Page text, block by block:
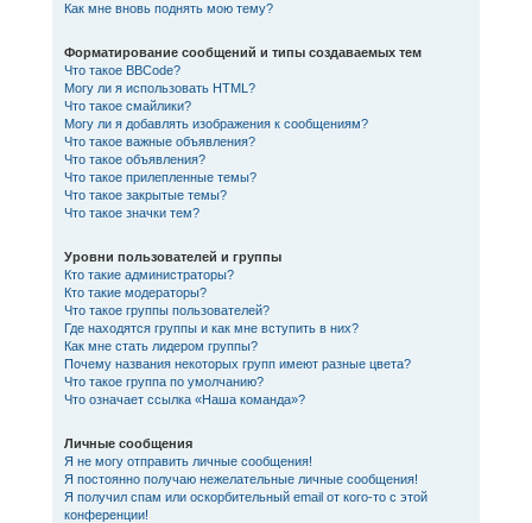
Как мне вновь поднять мою тему?
Форматирование сообщений и типы создаваемых тем
Что такое BBCode?
Могу ли я использовать HTML?
Что такое смайлики?
Могу ли я добавлять изображения к сообщениям?
Что такое важные объявления?
Что такое объявления?
Что такое прилепленные темы?
Что такое закрытые темы?
Что такое значки тем?
Уровни пользователей и группы
Кто такие администраторы?
Кто такие модераторы?
Что такое группы пользователей?
Где находятся группы и как мне вступить в них?
Как мне стать лидером группы?
Почему названия некоторых групп имеют разные цвета?
Что такое группа по умолчанию?
Что означает ссылка «Наша команда»?
Личные сообщения
Я не могу отправить личные сообщения!
Я постоянно получаю нежелательные личные сообщения!
Я получил спам или оскорбительный email от кого-то с этой
конференции!